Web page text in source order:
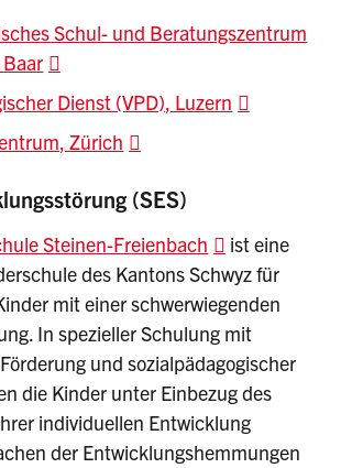
Schul- und Beratungszentrum
Dienst (VPD), Luzern
Zürich
(SES)
Steinen-Freienbach
ist eine
des Kantons Schwyz für
mit einer schwerwiegenden
In spezieller Schulung mit
und sozialpädagogischer
die Kinder unter Einbezug des
individuellen Entwicklung
der Entwicklungshemmungen